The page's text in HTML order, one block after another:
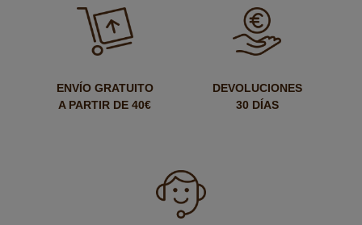
ENVÍO GRATUITO
A PARTIR DE 40€
DEVOLUCIONES
30 DÍAS